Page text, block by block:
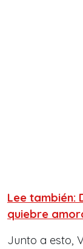
Lee también:
quiebre
Junto a esto,